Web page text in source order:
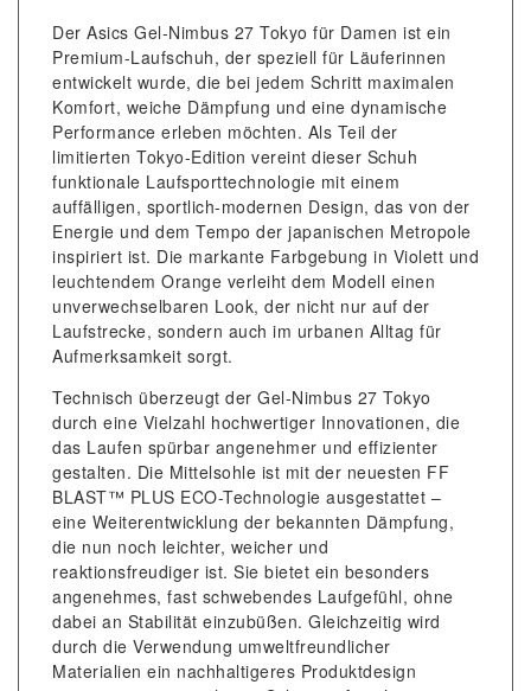
Der Asics Gel-Nimbus 27 Tokyo für Damen ist ein
Premium-Laufschuh, der speziell für Läuferinnen
entwickelt wurde, die bei jedem Schritt maximalen
Komfort, weiche Dämpfung und eine dynamische
Performance erleben möchten. Als Teil der
limitierten Tokyo-Edition vereint dieser Schuh
funktionale Laufsporttechnologie mit einem
auffälligen, sportlich-modernen Design, das von der
Energie und dem Tempo der japanischen Metropole
inspiriert ist. Die markante Farbgebung in Violett und
leuchtendem Orange verleiht dem Modell einen
unverwechselbaren Look, der nicht nur auf der
Laufstrecke, sondern auch im urbanen Alltag für
Aufmerksamkeit sorgt.
Technisch überzeugt der Gel-Nimbus 27 Tokyo
durch eine Vielzahl hochwertiger Innovationen, die
das Laufen spürbar angenehmer und effizienter
gestalten. Die Mittelsohle ist mit der neuesten FF
BLAST™ PLUS ECO-Technologie ausgestattet –
eine Weiterentwicklung der bekannten Dämpfung,
die nun noch leichter, weicher und
reaktionsfreudiger ist. Sie bietet ein besonders
angenehmes, fast schwebendes Laufgefühl, ohne
dabei an Stabilität einzubüßen. Gleichzeitig wird
durch die Verwendung umweltfreundlicher
Materialien ein nachhaltigeres Produktdesign